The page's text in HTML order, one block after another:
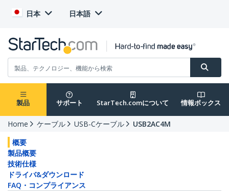
日本 日本語
製品 サポート StarTech.comについて 情報ボックス
Home ケーブル USB-Cケーブル
USB2AC4M
概要
製品概要
技術仕様
ドライバ&ダウンロード
FAQ・コンプライアンス